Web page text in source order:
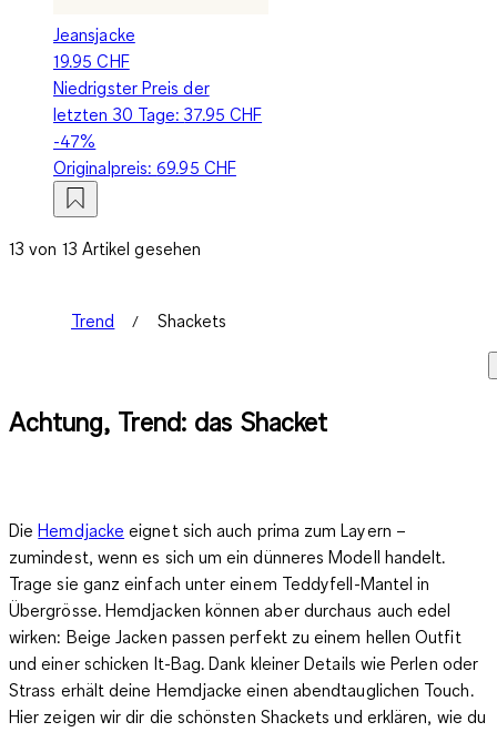
Jeansjacke
19.95 CHF
Niedrigster Preis der
letzten 30 Tage:37.95 CHF
-47%
Originalpreis:69.95 CHF
13 von 13 Artikel gesehen
Trend Shackets
Achtung, Trend: das Shacket
DieHemdjacke eignet sich auch prima zum Layern –
zumindest, wenn es sich um ein dünneres Modell handelt.
Trage sie ganz einfach unter einem Teddyfell-Mantel in
Übergrösse. Hemdjacken können aber durchaus auch edel
wirken: Beige Jacken passen perfekt zu einem hellen Outfit
und einer schicken It-Bag. Dank kleiner Details wie Perlen oder
Strass erhält deine Hemdjacke einen abendtauglichen Touch.
Hier zeigen wir dir die schönsten Shackets und erklären, wie du